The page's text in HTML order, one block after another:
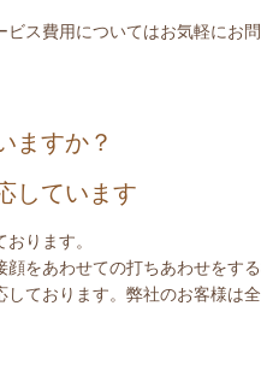
ス費用についてはお気軽にお問
ますか？
しています
ります。
顔をあわせての打ちあわせをす
ております。弊社のお客様は